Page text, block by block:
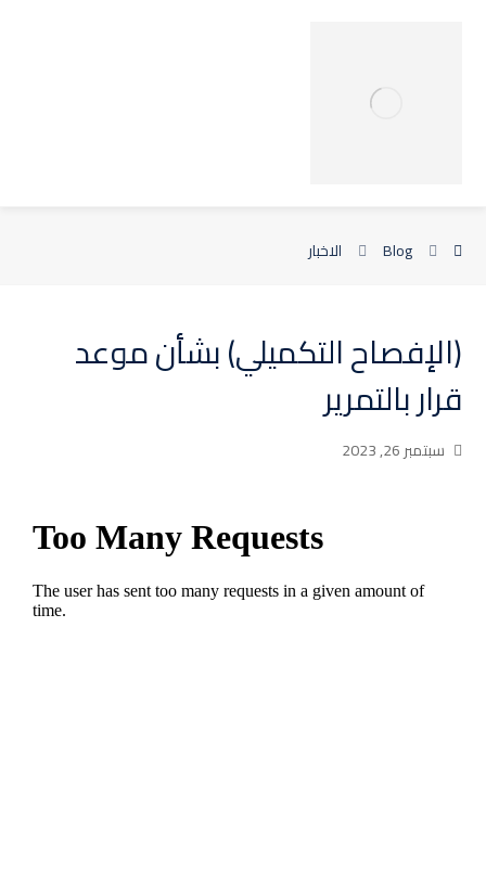
Blog الاخبار
(الإفصاح التكميلي) بشأن موعد
قرار بالتمرير
سبتمبر 26, 2023